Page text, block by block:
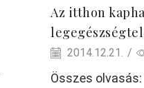
Az itthon
2014.12.21. /
Összes